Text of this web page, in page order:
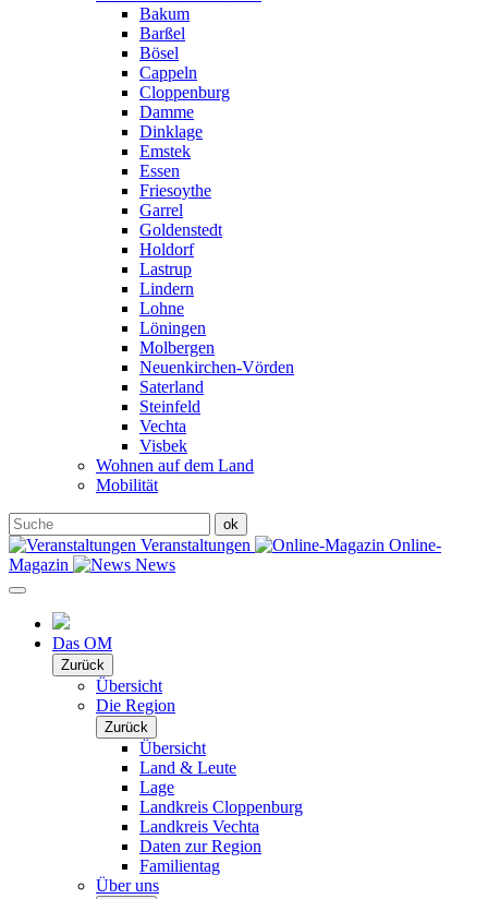
Bakum
Barßel
Bösel
Cappeln
Cloppenburg
Damme
Dinklage
Emstek
Essen
Friesoythe
Garrel
Goldenstedt
Holdorf
Lastrup
Lindern
Lohne
Löningen
Molbergen
Neuenkirchen-Vörden
Saterland
Steinfeld
Vechta
Visbek
Wohnen auf dem Land
Mobilität
Veranstaltungen
Online-
Magazin
News
Das OM
Zurück
Übersicht
Die Region
Zurück
Übersicht
Land & Leute
Lage
Landkreis Cloppenburg
Landkreis Vechta
Daten zur Region
Familientag
Über uns